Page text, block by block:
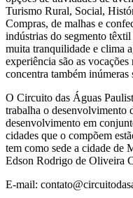
Turismo Rural, Social,
Compras, de malhas e
indústrias do segmento
muita tranquilidade e clima
experiência são as
concentra também inúmeras
O Circuito das Águas
trabalha o desenvolvimento
desenvolvimento em
cidades que o compõem
tem como sede a cidade de
Edson Rodrigo de Oliveira
E-mail: